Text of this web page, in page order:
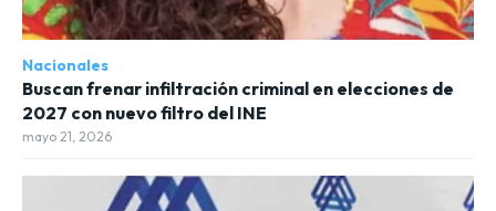
Nacionales
Buscan frenar infiltración criminal en elecciones de
2027 con nuevo filtro del INE
mayo 21, 2026